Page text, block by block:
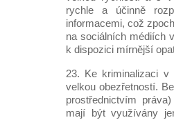
rychle a účinně
informacemi, což
na sociálních médiích
k dispozici mírnější
23. Ke kriminalizaci
velkou obezřetností.
prostřednictvím
mají být využívány